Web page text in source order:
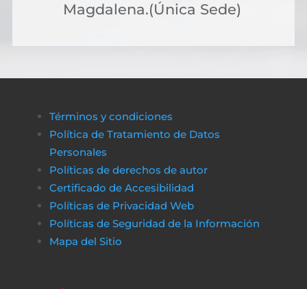
Magdalena.(Única Sede)
Términos y condiciones
Política de Tratamiento de Datos
Personales
Políticas de derechos de autor
Certificado de Accesibilidad
Políticas de Privacidad Web
Políticas de Seguridad de la Información
Mapa del Sitio